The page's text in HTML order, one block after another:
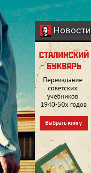
Новости